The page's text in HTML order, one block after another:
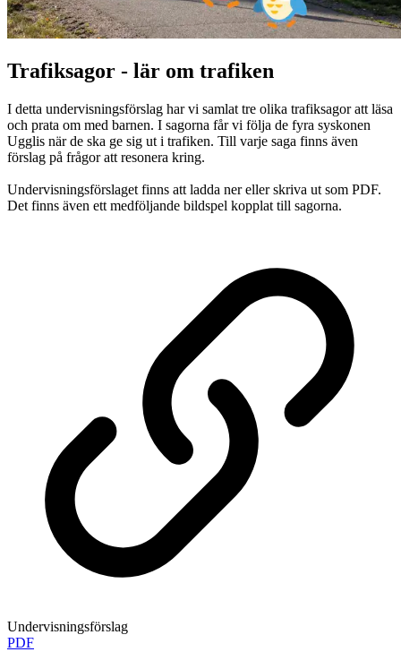
Trafiksagor - lär om trafiken
I detta undervisningsförslag har vi samlat tre olika trafiksagor att läsa
och prata om med barnen. I sagorna får vi följa de fyra syskonen
Ugglis när de ska ge sig ut i trafiken. Till varje saga finns även
förslag på frågor att resonera kring.
Undervisningsförslaget finns att ladda ner eller skriva ut som PDF.
Det finns även ett medföljande bildspel kopplat till sagorna.
Undervisningsförslag
PDF